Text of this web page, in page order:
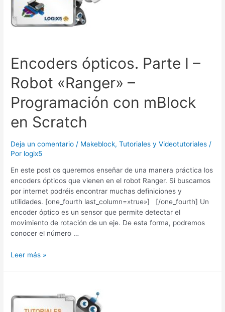
Encoders ópticos. Parte I –
Robot «Ranger» –
Programación con mBlock
en Scratch
Deja un comentario / Makeblock,Tutoriales y Videotutoriales /
Por logix5
En este post os queremos enseñar de una manera práctica los
encoders ópticos que vienen en el robot Ranger. Si buscamos
por internet podréis encontrar muchas definiciones y
utilidades. [one_fourth last_column=»true»] [/one_fourth] Un
encoder óptico es un sensor que permite detectar el
movimiento de rotación de un eje. De esta forma, podremos
conocer el número …
Robot
«Ranger»
–
mBlock
en
Scratch
Leer más »
–
Accesorio